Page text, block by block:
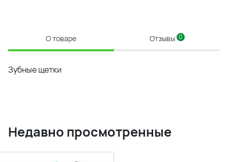
О товаре Отзывы 0
Зубные щетки
Недавно просмотренные